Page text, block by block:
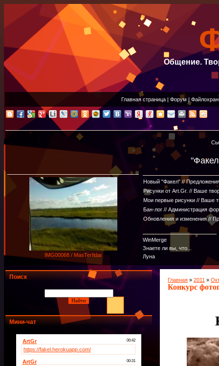
Общение.
Главная страница| Форум |
IMG00068 / MasTerIldar
Новый "Факел" //
Рисунки от Art.Gr. // Ваше
Мои первые рисунки // Ваше
Бан-лог // Администрация
Обновления и изменения //
WinMerge
Знаете ли вы, что...
Луна
Поиск
Мини-чат
Главная » 2011 »
Конкурс